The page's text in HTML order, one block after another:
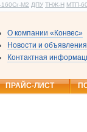
М2 ДПУ ТНЖ-Н МТП-
О компании «Конвес»
Новости и объявления
Контактная
ПРАЙС-ЛИСТ